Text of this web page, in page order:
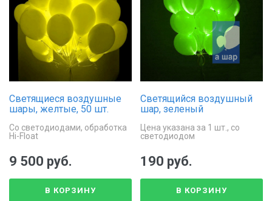
Светящиеся воздушные
шары, желтые, 50 шт.
Со светодиодами, обработка
Hi-Float
9 500 руб.
В КОРЗИНУ
Светящийся воздушный
шар, зеленый
Цена указана за 1 шт., со
светодиодом
190 руб.
В КОРЗИНУ